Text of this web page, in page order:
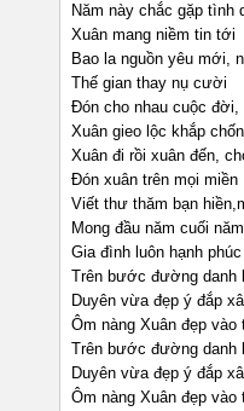
Năm này chắc gặp tình
Xuân mang niềm tin tới
Bao la nguồn yêu mới,
Thế gian thay nụ cười
Đón cho nhau cuộc
Xuân gieo lộc khắp chốn
Xuân đi rồi xuân đến,
Đón xuân trên mọi miền
Viết thư thăm bạn
Mong đầu năm cuối
Gia đình luôn hạnh
Trên bước đường danh
Duyên vừa đẹp ý đắp
Ôm nàng Xuân đẹp vào
Trên bước đường danh
Duyên vừa đẹp ý đắp
Ôm nàng Xuân đẹp vào